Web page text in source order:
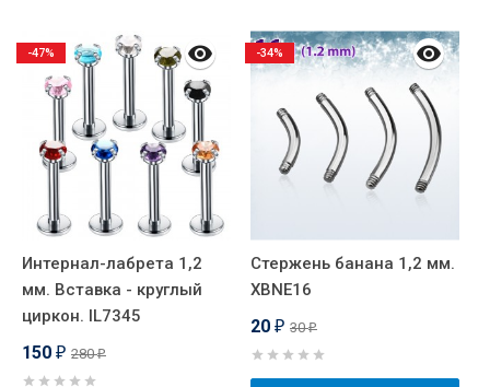
Интернал-лабрета 1,2
мм. Вставка - круглый
циркон. IL7345
150 ₽ 280₽
-47%
Стержень банана 1,2 мм.
XBNE16
20 ₽ 30₽
-34%